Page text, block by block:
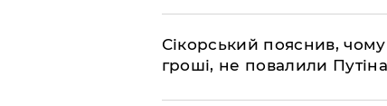
​Сікорський пояснив, чому
гроші, не повалили Путіна